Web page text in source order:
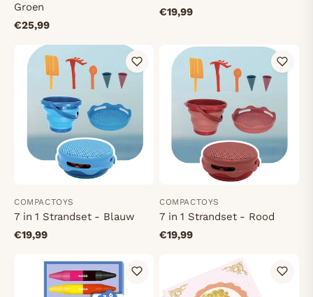
Groen
€25,99
€19,99
COMPACTOYS
7 in 1 Strandset - Blauw
€19,99
COMPACTOYS
7 in 1 Strandset - Rood
€19,99